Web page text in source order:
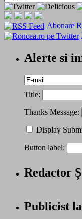
Abonare
Alerte si
Title:
Thanks Message:
Display
Button label:
Redactor
Publicist